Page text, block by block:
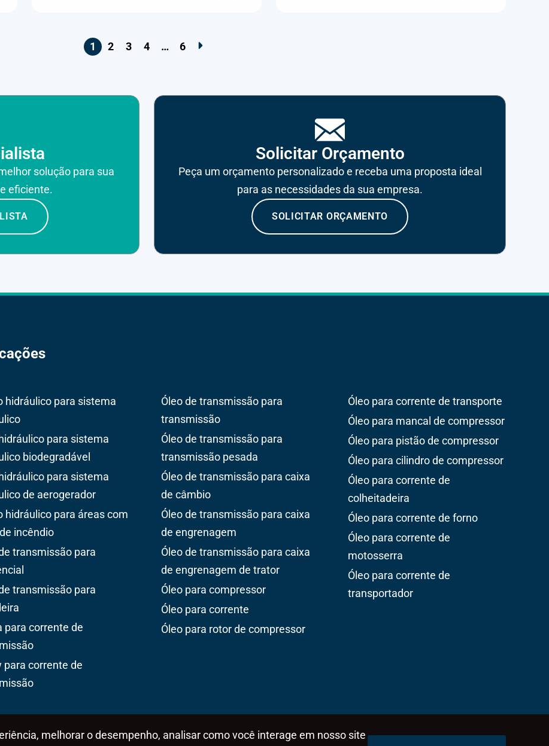
1 2 3 4 … 6
solução para sua
eficiente.
Solicitar Orçamento
Peça um orçamento personalizado e receba uma proposta ideal
para as necessidades da sua empresa.
SOLICITAR ORÇAMENTO
hidráulico para sistema
para sistema
biodegradável
para sistema
de aerogerador
hidráulico para áreas com
incêndio
transmissão para
transmissão para
para corrente de
para corrente de
Óleo de transmissão para
transmissão
Óleo de transmissão para
transmissão pesada
Óleo de transmissão para caixa
de câmbio
Óleo de transmissão para caixa
de engrenagem
Óleo de transmissão para caixa
de engrenagem de trator
Óleo para compressor
Óleo para corrente
Óleo para rotor de compressor
Óleo para corrente de transporte
Óleo para mancal de compressor
Óleo para pistão de compressor
Óleo para cilindro de compressor
Óleo para corrente de
colheitadeira
Óleo para corrente de forno
Óleo para corrente de
motosserra
Óleo para corrente de
transportador
melhorar o desempenho, analisar como você interage em nosso site